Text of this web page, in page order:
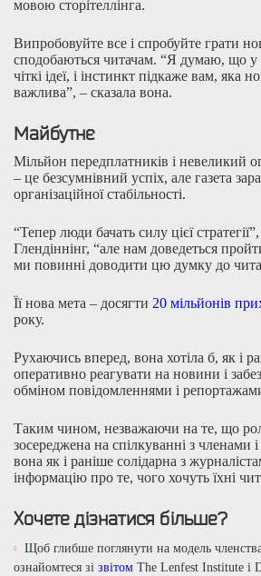
мовою сторітеллінга.
Випробовуйте все і спробуйте грати
сподобаються читачам. “Я думаю, що у
чіткі ідеї, і інстинкт підкаже вам, яка
важлива”, – сказала вона.
Майбутнє
Мільйон передплатників і невеликий
– це безсумнівний успіх, але газета
організаційної стабільності.
“Тепер люди бачать силу цієї
Глендіннінг, “але нам доведеться
ми повинні доводити цю думку до
Її нова мета – досягти 20 мільйонів
року.
Рухаючись вперед, вона хотіла б, як і
оперативно реагувати на новини і
обміном повідомленнями і
Таким чином, незважаючи на те, що
зосереджена на спілкуванні з членами
вона як і раніше солідарна з
інформацію про те, чого хочуть їхні
Хочете дізнатися більше?
Щоб глибше поглянути на модель
ознайомтеся зі звітом The Lenfest Institute і